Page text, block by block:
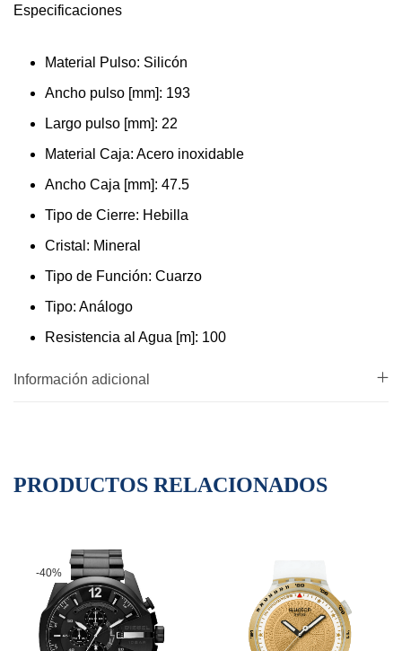
Especificaciones
Material Pulso: Silicón
Ancho pulso [mm]: 193
Largo pulso [mm]: 22
Material Caja: Acero inoxidable
Ancho Caja [mm]: 47.5
Tipo de Cierre: Hebilla
Cristal: Mineral
Tipo de Función: Cuarzo
Tipo: Análogo
Resistencia al Agua [m]: 100
Información adicional
PRODUCTOS RELACIONADOS
-40%